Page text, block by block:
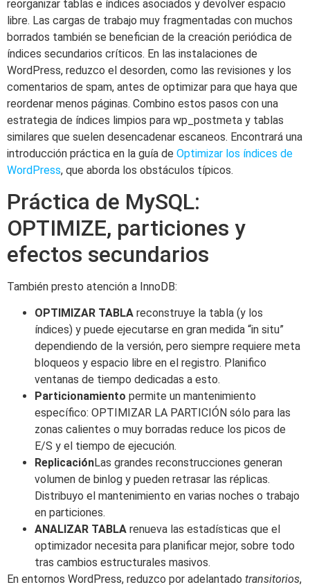
reorganizar tablas e índices asociados y devolver espacio
libre. Las cargas de trabajo muy fragmentadas con muchos
borrados también se benefician de la creación periódica de
índices secundarios críticos. En las instalaciones de
WordPress, reduzco el desorden, como las revisiones y los
comentarios de spam, antes de optimizar para que haya que
reordenar menos páginas. Combino estos pasos con una
estrategia de índices limpios para wp_postmeta y tablas
similares que suelen desencadenar escaneos. Encontrará una
introducción práctica en la guía de Optimizar los índices de
WordPress, que aborda los obstáculos típicos.
Práctica de MySQL:
OPTIMIZE, particiones y
efectos secundarios
También presto atención a InnoDB:
OPTIMIZAR TABLA reconstruye la tabla (y los
índices) y puede ejecutarse en gran medida “in situ”
dependiendo de la versión, pero siempre requiere meta
bloqueos y espacio libre en el registro. Planifico
ventanas de tiempo dedicadas a esto.
Particionamiento permite un mantenimiento
específico: OPTIMIZAR LA PARTICIÓN sólo para las
zonas calientes o muy borradas reduce los picos de
E/S y el tiempo de ejecución.
ReplicaciónLas grandes reconstrucciones generan
volumen de binlog y pueden retrasar las réplicas.
Distribuyo el mantenimiento en varias noches o trabajo
en particiones.
ANALIZAR TABLA renueva las estadísticas que el
optimizador necesita para planificar mejor, sobre todo
tras cambios estructurales masivos.
En entornos WordPress, reduzco por adelantado transitorios,